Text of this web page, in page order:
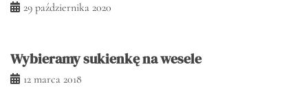
29 października 2020
Wybieramy sukienkę na wesele
12 marca 2018